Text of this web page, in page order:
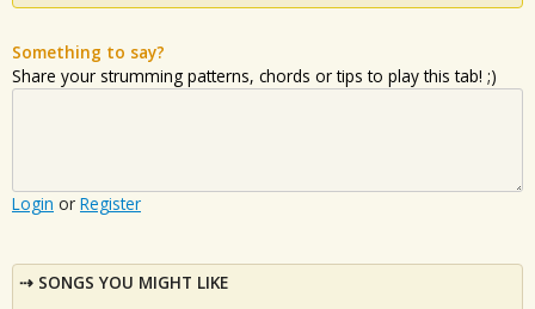
Something to say?
Share your strumming patterns, chords or tips to play this tab! ;)
Login or Register
SONGS YOU MIGHT LIKE